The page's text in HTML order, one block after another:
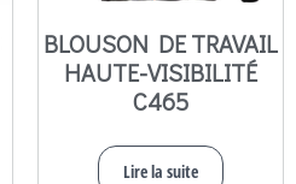
BLOUSON DE TRAVAIL
HAUTE-VISIBILITÉ
C465
Lire la suite